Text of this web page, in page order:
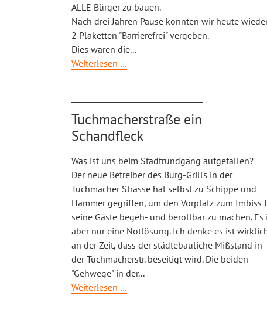
ALLE Bürger zu bauen.
Nach drei Jahren Pause konnten wir heute
2 Plaketten "Barrierefrei" vergeben.
Dies waren die...
Weiterlesen …
Tuchmacherstraße ein
Schandfleck
Was ist uns beim Stadtrundgang aufgefallen?
Der neue Betreiber des Burg-Grills in der
Tuchmacher Strasse hat selbst zu Schippe und
Hammer gegriffen, um den Vorplatz zum Imbiss
seine Gäste begeh- und berollbar zu machen. Es
aber nur eine Notlösung. Ich denke es ist
an der Zeit, dass der städtebauliche Mißstand in
der Tuchmacherstr. beseitigt wird. Die beiden
"Gehwege" in der...
Weiterlesen …